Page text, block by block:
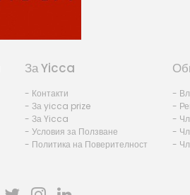
За Yicca
- Контакти
- За yicca prize
- За Yicca
- Условия за Ползване
- Политика на Поверителност
-
-
-
-
-